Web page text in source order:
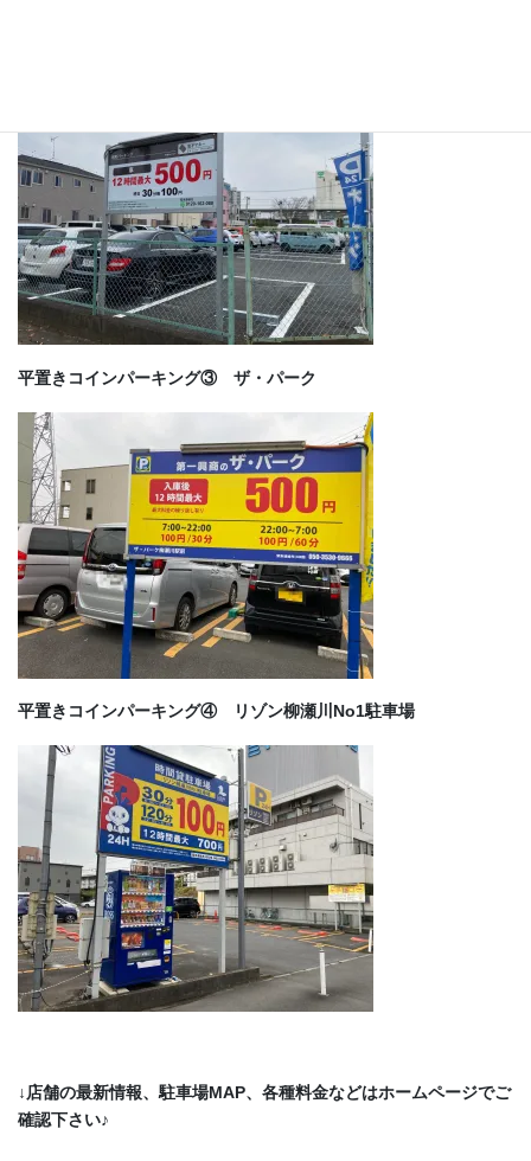
平置きコインパーキング③ ザ・パーク
平置きコインパーキング④ リゾン柳瀬川No1駐車場
↓店舗の最新情報、駐車場MAP、各種料金などはホームページでご
確認下さい♪